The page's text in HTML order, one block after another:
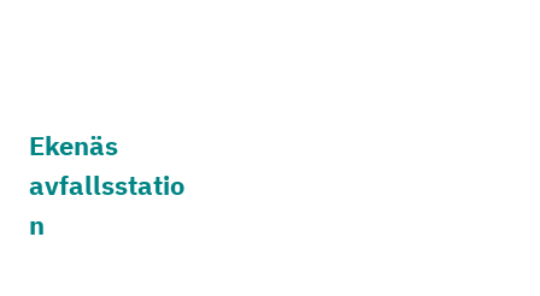
Ekenäs
avfallsstatio
n